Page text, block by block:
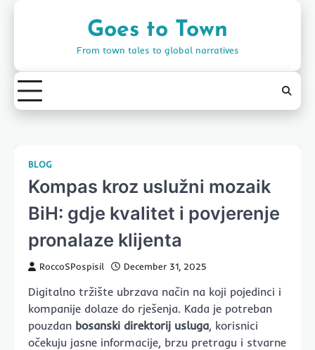
Goes to Town
From town tales to global narratives
BLOG
Kompas kroz uslužni mozaik
BiH: gdje kvalitet i povjerenje
pronalaze klijenta
RoccoSPospisil December 31, 2025
Digitalno tržište ubrzava način na koji pojedinci i
kompanije dolaze do rješenja. Kada je potreban
pouzdan bosanski direktorij usluga, korisnici
očekuju jasne informacije, brzu pretragu i stvarne